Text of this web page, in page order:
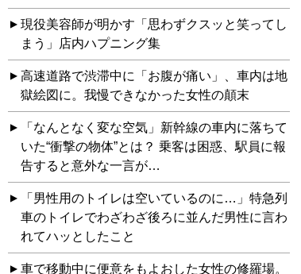
現役美容師が明かす「思わずクスッと笑ってし
まう」店内ハプニング集
高速道路で渋滞中に「お腹が痛い」、車内は地
獄絵図に。我慢できなかった女性の顛末
「なんとなく変な空気」新幹線の車内に落ちて
いた“衝撃の物体”とは？ 乗客は困惑、駅員に報
告すると意外な一言が…
「男性用のトイレは空いているのに…」特急列
車のトイレでわざわざ後ろに並んだ男性に言わ
れてハッとしたこと
車で移動中に便意をもよおした女性の修羅場。